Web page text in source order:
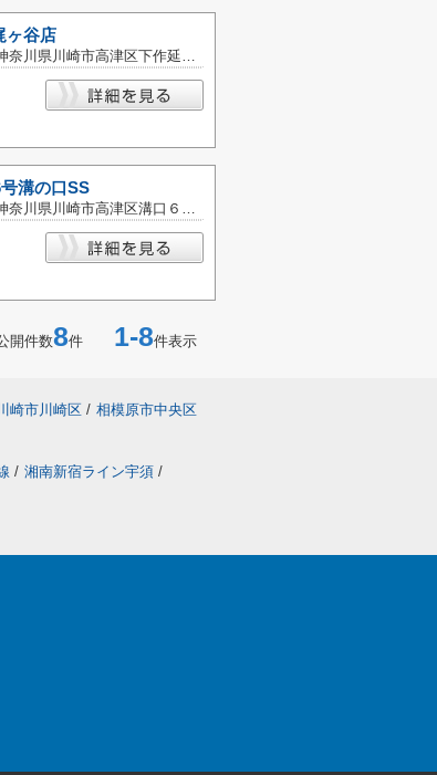
ヶ谷店
神奈川県川崎市高津区下作延４丁目
溝の口SS
神奈川県川崎市高津区溝口６丁目
開件数8件 1-8件表示
崎市川崎区 / 相模原市中央区
/ 湘南新宿ライン宇須 /